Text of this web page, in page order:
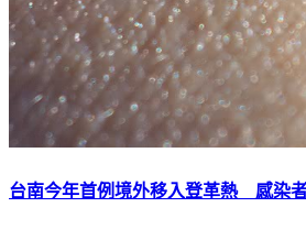
台南今年首例境外移入登革熱 感染